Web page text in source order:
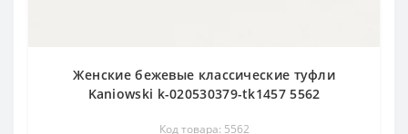
Женские бежевые классические туфли
Kaniowski k-020530379-tk1457 5562
Код товара: 5562